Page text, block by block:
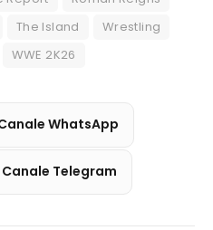
The Island
Wrestling
WWE 2K26
WhatsApp
Telegram